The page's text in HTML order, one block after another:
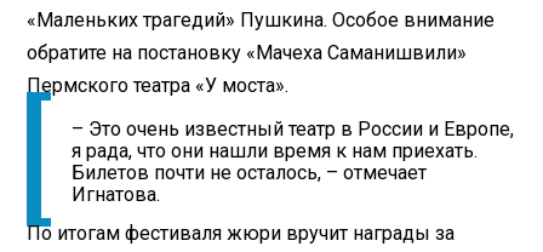
«Маленьких трагедий» Пушкина. Особое внимание
обратите на постановку «Мачеха Саманишвили»
Пермского театра «У моста».
– Это очень известный театр в России и Европе,
я рада, что они нашли время к нам приехать.
Билетов почти не осталось, – отмечает
Игнатова.
По итогам фестиваля жюри вручит награды за